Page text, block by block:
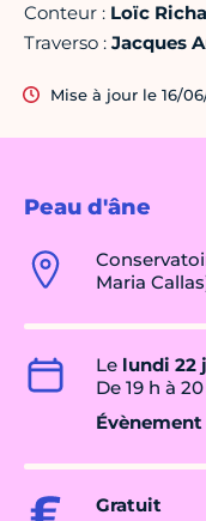
Peau d'âne
Maria
Le lundi 22
De 19 h à
Gratuit
Conteur : Loïc
Traverso : Jacques
Mise à jour le 16/